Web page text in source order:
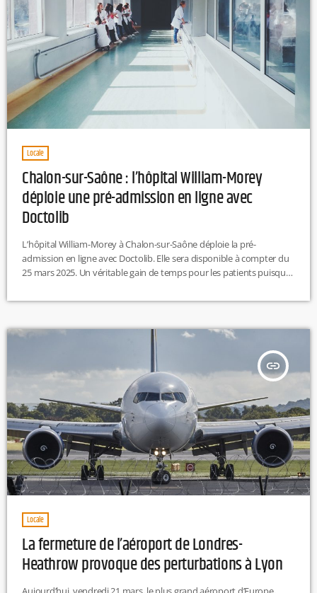
Locale
Chalon-sur-Saône : l’hôpital William-Morey
déploie une pré-admission en ligne avec
Doctolib
L’hôpital William-Morey à Chalon-sur-Saône déploie la pré-
admission en ligne avec Doctolib. Elle sera disponible à compter du
25 mars 2025. Un véritable gain de temps pour les patients puisque
administratif à distance, avant leur consultation ou leur
insert_link
Locale
La fermeture de l’aéroport de Londres-
Heathrow provoque des perturbations à Lyon